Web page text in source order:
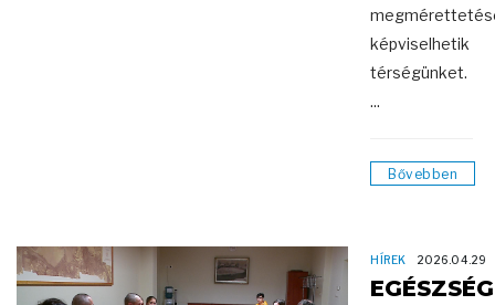
képviselhetik
térségünket.
...
Bővebben
HÍREK 2026.04.29